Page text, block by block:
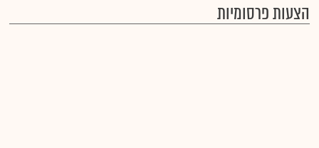
הצעות פרסומיות